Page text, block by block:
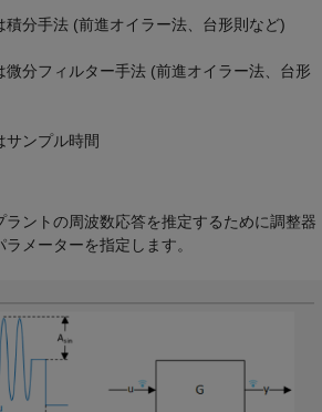
積分手法 (前進オイラー法、台形則など)
微分フィルター手法 (前進オイラー法、台形
サンプル時間
ラントの周波数応答を推定するために調整器
メーターを指定します。